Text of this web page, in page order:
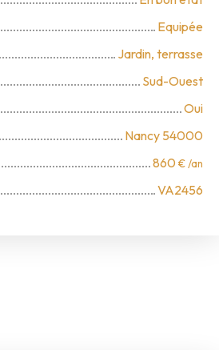
Equipée
Jardin, terrasse
Sud-Ouest
Oui
Nancy 54000
860 € /an
VA2456